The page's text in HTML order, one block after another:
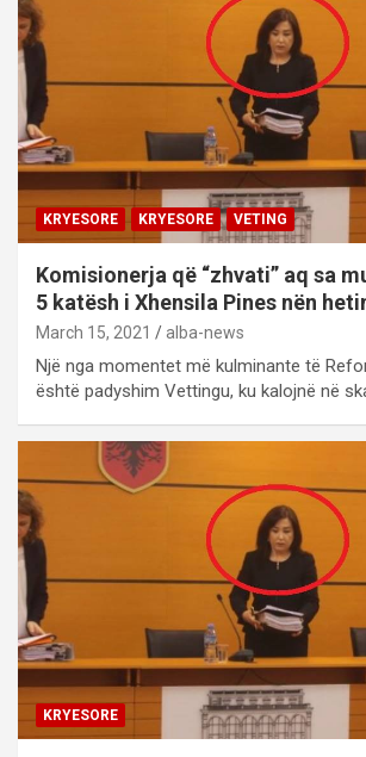
KRYESORE KRYESORE VETING
Komisionerja që “zhvati” aq sa
5 katësh i Xhensila Pines nën
March 15, 2021 alba-news
Një nga momentet më kulminante të
është padyshim Vettingu, ku kalojnë në
KRYESORE